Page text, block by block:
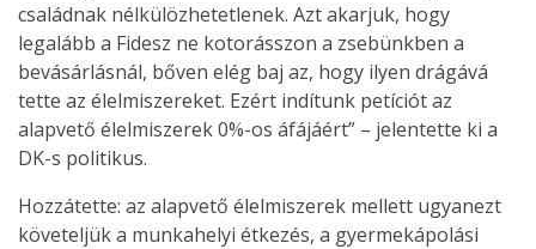
családnak nélkülözhetetlenek. Azt akarjuk, hogy
legalább a Fidesz ne kotorásszon a zsebünkben a
bevásárlásnál, bőven elég baj az, hogy ilyen drágává
tette az élelmiszereket. Ezért indítunk petíciót az
alapvető élelmiszerek 0%-os áfájáért” – jelentette ki a
DK-s politikus.
Hozzátette: az alapvető élelmiszerek mellett ugyanezt
követeljük a munkahelyi étkezés, a gyermekápolási